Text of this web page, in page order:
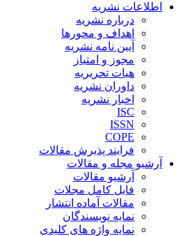
اطلاعات نشریه
درباره نشریه
اهداف و محورها
آیین نامه نشریه
مجوز و امتیاز
هیات تحریریه
داوران نشریه
اخبار نشریه
ISC
ISSN
COPE
فرایند پذیرش مقالات
آرشیو مجله و مقالات
آرشیو مقالات
فایل کامل مجلات
مقالات آماده انتشار
نمایه نویسندگان
نمایه واژه های کلیدی